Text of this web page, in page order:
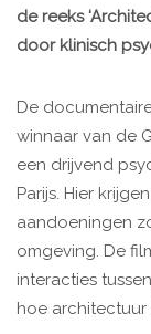
de reeks
door klinisch
De
winnaar van de
een drijvend
Parijs. Hier
aandoeningen
omgeving. De
interacties
hoe